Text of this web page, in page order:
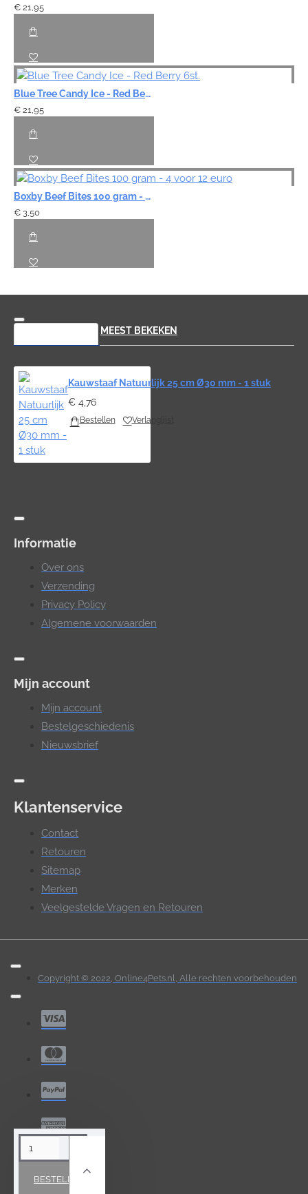
BESTELLEN
€ 21,95
Blue Tree Candy Ice - Red Berry 6st.
€ 21,95
Boxby Beef Bites 100 gram - 4 voor 12 euro
€ 3,50
MEEST BEKEKEN
Kauwstaaf Natuurlijk 25 cm Ø30 mm - 1 stuk
€ 4,76
Bestellen Verlanglijst
Informatie
Over ons
Verzending
Privacy Policy
Algemene voorwaarden
Mijn account
Mijn account
Bestelgeschiedenis
Nieuwsbrief
Klantenservice
Contact
Retouren
Sitemap
Merken
Veelgestelde Vragen en Retouren
Copyright © 2022, Online4Pets.nl, Alle rechten voorbehouden